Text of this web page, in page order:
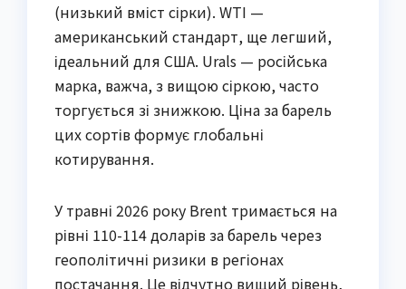
(низький вміст сірки). WTI —
американський стандарт, ще легший,
ідеальний для США. Urals — російська
марка, важча, з вищою сіркою, часто
торгується зі знижкою. Ціна за барель
цих сортів формує глобальні
котирування.
У травні 2026 року Brent тримається на
рівні 110-114 доларів за барель через
геополітичні ризики в регіонах
постачання. Це відчутно вищий рівень,